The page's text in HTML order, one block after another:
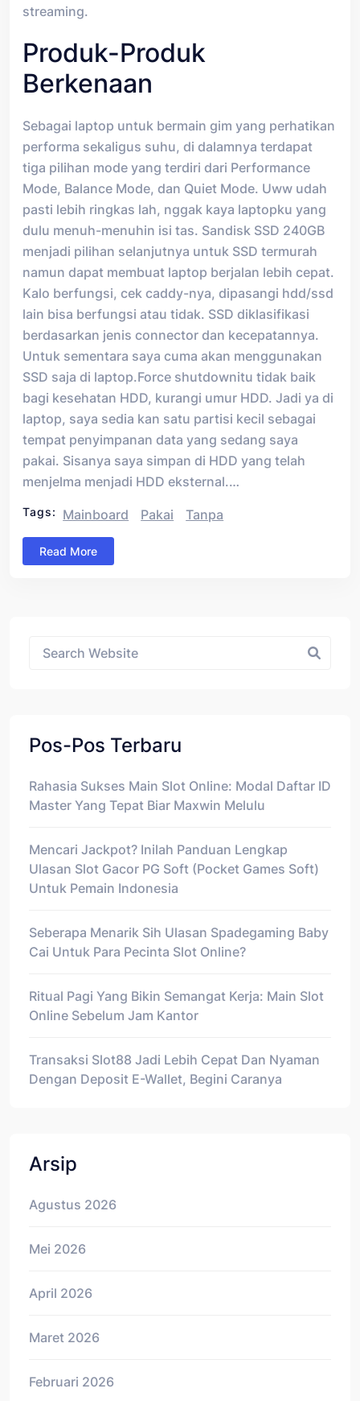
streaming.
Produk-Produk
Berkenaan
Sebagai laptop untuk bermain gim yang perhatikan
performa sekaligus suhu, di dalamnya terdapat
tiga pilihan mode yang terdiri dari Performance
Mode, Balance Mode, dan Quiet Mode. Uww udah
pasti lebih ringkas lah, nggak kaya laptopku yang
dulu menuh-menuhin isi tas. Sandisk SSD 240GB
menjadi pilihan selanjutnya untuk SSD termurah
namun dapat membuat laptop berjalan lebih cepat.
Kalo berfungsi, cek caddy-nya, dipasangi hdd/ssd
lain bisa berfungsi atau tidak. SSD diklasifikasi
berdasarkan jenis connector dan kecepatannya.
Untuk sementara saya cuma akan menggunakan
SSD saja di laptop.Force shutdownitu tidak baik
bagi kesehatan HDD, kurangi umur HDD. Jadi ya di
laptop, saya sedia kan satu partisi kecil sebagai
tempat penyimpanan data yang sedang saya
pakai. Sisanya saya simpan di HDD yang telah
menjelma menjadi HDD eksternal.…
Tags: Mainboard Pakai Tanpa
Read More
Pos-Pos Terbaru
Rahasia Sukses Main Slot Online: Modal Daftar ID
Master Yang Tepat Biar Maxwin Melulu
Mencari Jackpot? Inilah Panduan Lengkap
Ulasan Slot Gacor PG Soft (Pocket Games Soft)
Untuk Pemain Indonesia
Seberapa Menarik Sih Ulasan Spadegaming Baby
Cai Untuk Para Pecinta Slot Online?
Ritual Pagi Yang Bikin Semangat Kerja: Main Slot
Online Sebelum Jam Kantor
Transaksi Slot88 Jadi Lebih Cepat Dan Nyaman
Dengan Deposit E-Wallet, Begini Caranya
Arsip
Agustus 2026
Mei 2026
April 2026
Maret 2026
Februari 2026